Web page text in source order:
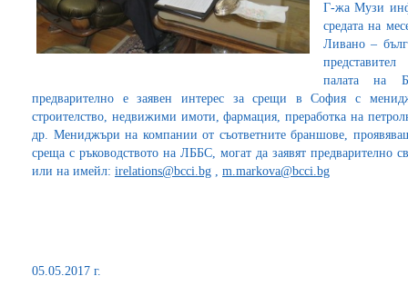
Г-жа Музи
средата на
Ливано –
палата на
предварително е заявен интерес за срещи в София с
строителство, недвижими имоти, фармация, преработка на
др. Мениджъри на компании от съответните браншове,
среща с ръководството на ЛББС, могат да заявят предварително
или на имейл: irelations@bcci.bg , m.markova@bcci.bg
05.05.2017 г.